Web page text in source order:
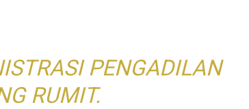
PENGADILAN
RUMIT.